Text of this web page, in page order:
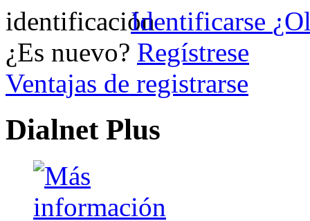
Identificarse
¿Es nuevo? Regístrese
Ventajas de registrarse
Dialnet Plus